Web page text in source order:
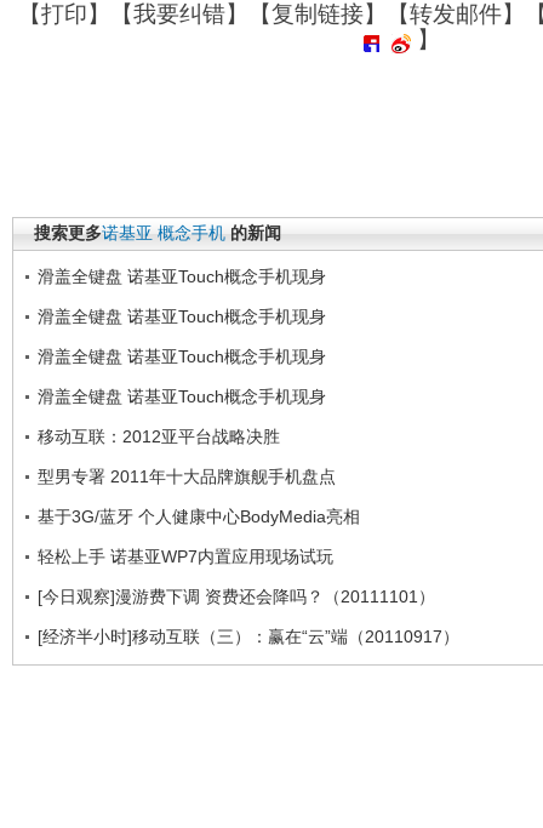
【打印】【我要纠错】【复制链接】【转发邮件】
】
搜索更多诺基亚 概念手机 的新闻
滑盖全键盘 诺基亚Touch概念手机现身
滑盖全键盘 诺基亚Touch概念手机现身
滑盖全键盘 诺基亚Touch概念手机现身
滑盖全键盘 诺基亚Touch概念手机现身
移动互联：2012亚平台战略决胜
型男专署 2011年十大品牌旗舰手机盘点
基于3G/蓝牙 个人健康中心BodyMedia亮相
轻松上手 诺基亚WP7内置应用现场试玩
[今日观察]漫游费下调 资费还会降吗？（20111101）
[经济半小时]移动互联（三）：赢在“云”端（20110917）